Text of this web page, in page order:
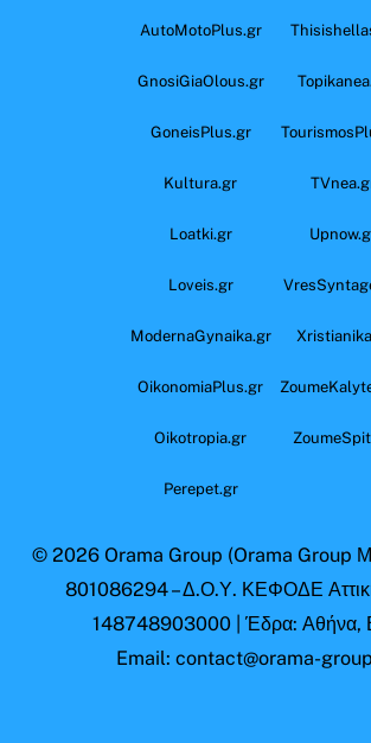
AutoMotoPlus.gr
GnosiGiaOlous.gr
GoneisPlus.gr
Kultura.gr
Loatki.gr
Loveis.gr
ModernaGynaika.gr
OikonomiaPlus.gr
Oikotropia.gr
Perepet.gr
© 2026 Orama Group (Orama Group
801086294 – Δ.Ο.Υ. ΚΕΦΟΔΕ
148748903000 | Έδρα: Αθήνα,
Email: contact@orama-